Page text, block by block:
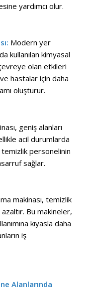
yardımcı olur.
Modern yer
kullanılan kimyasal
olan etkileri
hastalar için daha
oluşturur.
geniş alanları
acil durumlarda
personelinin
sağlar.
makinası, temizlik
Bu makineler,
kıyasla daha
iş
Alanlarında